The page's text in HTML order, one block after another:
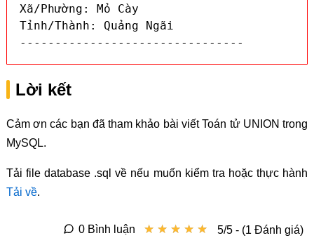
Xã/Phường: Mỏ Cày
Tỉnh/Thành: Quảng Ngãi
--------------------------------
Lời kết
Cảm ơn các bạn đã tham khảo bài viết Toán tử UNION trong
MySQL.
Tải file database .sql về nếu muốn kiểm tra hoặc thực hành
Tải về.
★ ★ ★ ★ ★
★ ★ ★ ★ ★ 5/5 - (1 Đánh giá)
0 Bình luận